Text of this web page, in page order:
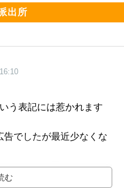
出所
う表記には惹かれます
告でしたが最近少なくな
３０００万円はしない程